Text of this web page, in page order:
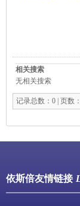
相关搜索
无相关搜索
记录总数：0 | 页数
依斯倍友情链接